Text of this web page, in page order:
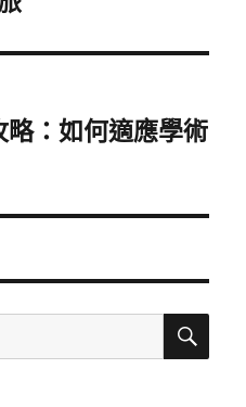
：如何適應學術
搜